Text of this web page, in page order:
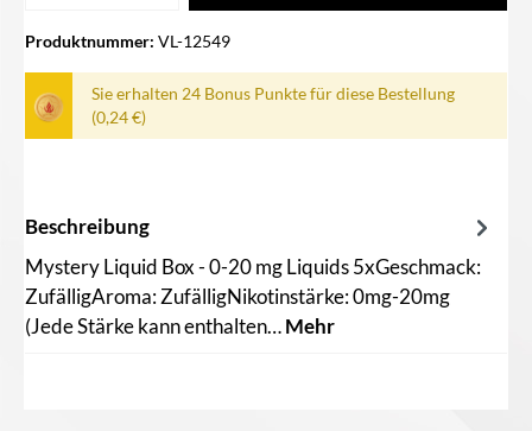
Produktnummer: VL-12549
Sie erhalten 24 Bonus Punkte für diese Bestellung
(0,24 €)
Beschreibung
Mystery Liquid Box - 0-20 mg Liquids 5xGeschmack:
ZufälligAroma: ZufälligNikotinstärke: 0mg-20mg
(Jede Stärke kann enthalten…Mehr